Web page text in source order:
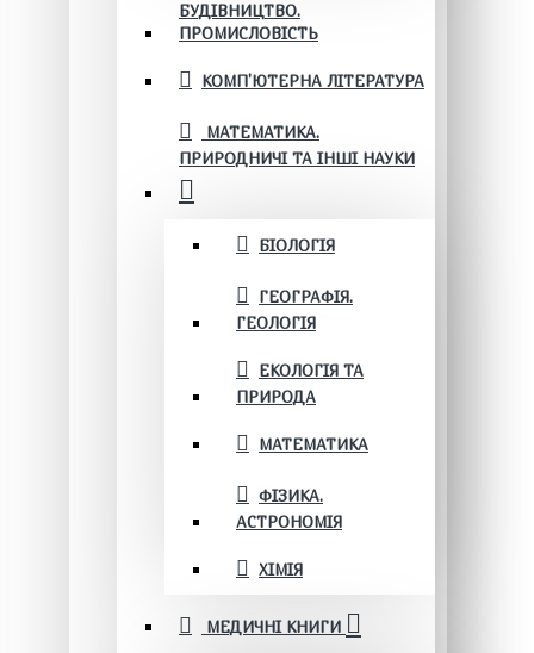
БУДІВНИЦТВО.
ПРОМИСЛОВІСТЬ
КОМП'ЮТЕРНА ЛІТЕРАТУРА
МАТЕМАТИКА.
ПРИРОДНИЧІ ТА ІНШІ НАУКИ
БІОЛОГІЯ
ГЕОГРАФІЯ.
ГЕОЛОГІЯ
ЕКОЛОГІЯ ТА
ПРИРОДА
МАТЕМАТИКА
ФІЗИКА.
АСТРОНОМІЯ
ХІМІЯ
МЕДИЧНІ КНИГИ